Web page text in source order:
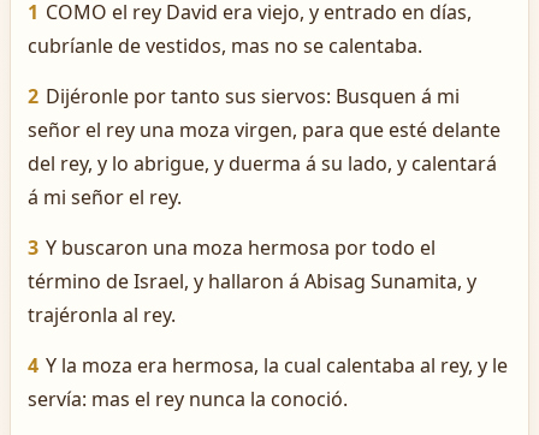
1 COMO el rey David era viejo, y entrado en días,
cubríanle de vestidos, mas no se calentaba.
2 Dijéronle por tanto sus siervos: Busquen á mi
señor el rey una moza virgen, para que esté delante
del rey, y lo abrigue, y duerma á su lado, y calentará
á mi señor el rey.
3 Y buscaron una moza hermosa por todo el
término de Israel, y hallaron á Abisag Sunamita, y
trajéronla al rey.
4 Y la moza era hermosa, la cual calentaba al rey, y le
servía: mas el rey nunca la conoció.